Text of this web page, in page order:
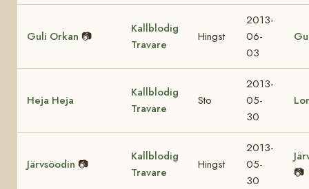
Guli Orkan 📷
Kallblodig
Travare
Hingst
2013-
06-
03
Heja Heja
Kallblodig
Travare
Sto
2013-
05-
30
Järvsöodin 📷
Kallblodig
Travare
Hingst
2013-
05-
30
📷